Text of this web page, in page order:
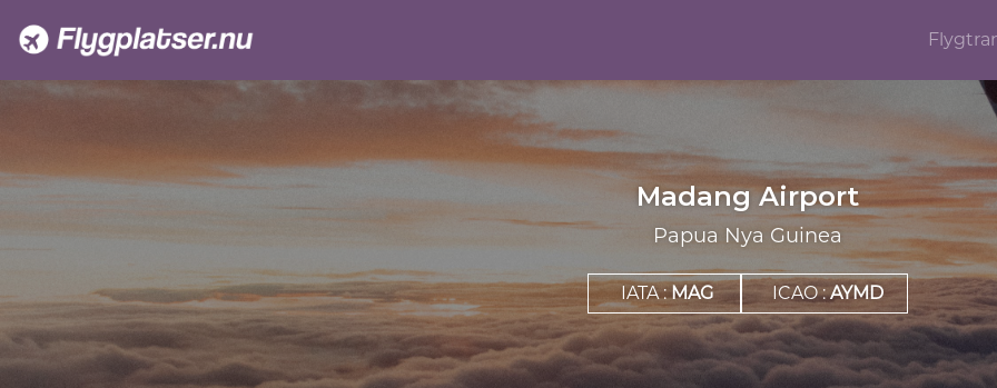
Madang Airport
Papua Nya Guinea
IATA :MAG ICAO :AYMD